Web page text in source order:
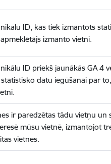
ID, kas tiek izmantots
izmanto vietni.
ID priekš jaunākās GA 4
datu iegūšanai par
ir paredzētas tādu vietņu un
mūsu vietnē, izmantojot
vietnes.